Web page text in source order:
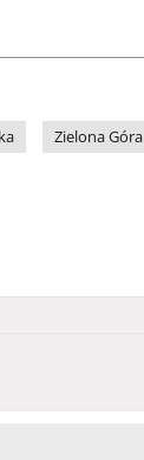
Zielona Góra